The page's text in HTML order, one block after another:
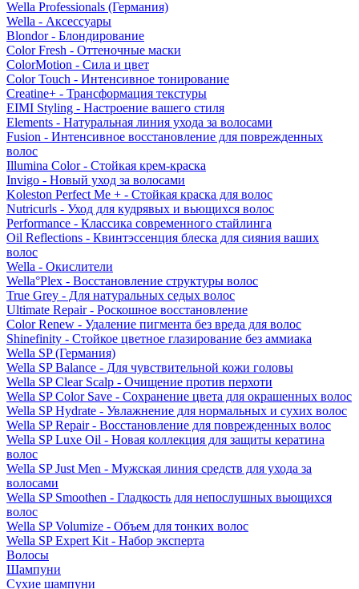
Wella Professionals (Германия)
Wella - Аксессуары
Blondor - Блондирование
Color Fresh - Оттеночные маски
ColorMotion - Сила и цвет
Color Touch - Интенсивное тонирование
Creatine+ - Трансформация текстуры
EIMI Styling - Настроение вашего стиля
Elements - Натуральная линия ухода за волосами
Fusion - Интенсивное восстановление для поврежденных
волос
Illumina Color - Стойкая крем-краска
Invigo - Новый уход за волосами
Koleston Perfect Me + - Стойкая краска для волос
Nutricurls - Уход для кудрявых и вьющихся волос
Performance - Классика современного стайлинга
Oil Reflections - Квинтэссенция блеска для сияния ваших
волос
Wella - Окислители
Wella°Plex - Восстановление структуры волос
True Grey - Для натуральных седых волос
Ultimate Repair - Роскошное восстановление
Color Renew - Удаление пигмента без вреда для волос
Shinefinity - Стойкое цветное глазирование без аммиака
Wella SP (Германия)
Wella SP Balance - Для чувствительной кожи головы
Wella SP Clear Scalp - Очищение против перхоти
Wella SP Color Save - Сохранение цвета для окрашенных волос
Wella SP Hydrate - Увлажнение для нормальных и сухих волос
Wella SP Repair - Восстановление для поврежденных волос
Wella SP Luxe Oil - Новая коллекция для защиты кератина
волос
Wella SP Just Men - Мужская линия средств для ухода за
волосами
Wella SP Smoothen - Гладкость для непослушных вьющихся
волос
Wella SP Volumize - Объем для тонких волос
Wella SP Expert Kit - Набор эксперта
Волосы
Шампуни
Сухие шампуни